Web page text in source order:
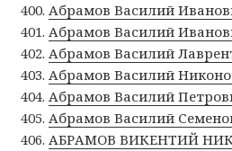
Абрамов Василий
Абрамов Василий
Абрамов Василий
Абрамов Василий
Абрамов Василий
Абрамов Василий
АБРАМОВ ВИКЕНТИЙ